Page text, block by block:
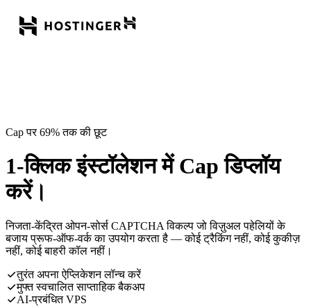
Cap पर 69% तक की छूट
1-क्लिक इंस्टॉलेशन में Cap डिप्लॉय
करें।
निजता-केंद्रित ओपन-सोर्स CAPTCHA विकल्प जो विज़ुअल पहेलियों के
बजाय प्रूफ-ऑफ-वर्क का उपयोग करता है — कोई ट्रैकिंग नहीं, कोई कुकीज़
नहीं, कोई बाहरी कॉल नहीं।
तुरंत अपना ऐप्लिकेशन लॉन्च करें
मुफ्त स्वचालित साप्ताहिक बैकअप
AI-प्रबंधित VPS